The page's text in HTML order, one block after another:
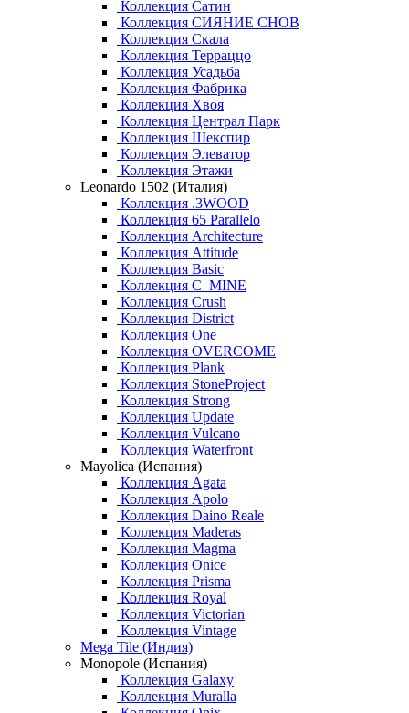
Коллекция Сатин
Коллекция СИЯНИЕ СНОВ
Коллекция Скала
Коллекция Терраццо
Коллекция Усадьба
Коллекция Фабрика
Коллекция Хвоя
Коллекция Централ Парк
Коллекция Шекспир
Коллекция Элеватор
Коллекция Этажи
Leonardo 1502 (Италия)
Коллекция .3WOOD
Коллекция 65 Parallelo
Коллекция Architecture
Коллекция Attitude
Коллекция Basic
Коллекция C_MINE
Коллекция Crush
Коллекция District
Коллекция One
Коллекция OVERCOME
Коллекция Plank
Коллекция StoneProject
Коллекция Strong
Коллекция Update
Коллекция Vulcano
Коллекция Waterfront
Mayolica (Испания)
Коллекция Agata
Коллекция Apolo
Коллекция Daino Reale
Коллекция Maderas
Коллекция Magma
Коллекция Onice
Коллекция Prisma
Коллекция Royal
Коллекция Victorian
Коллекция Vintage
Mega Tile (Индия)
Monopole (Испания)
Коллекция Galaxy
Коллекция Muralla